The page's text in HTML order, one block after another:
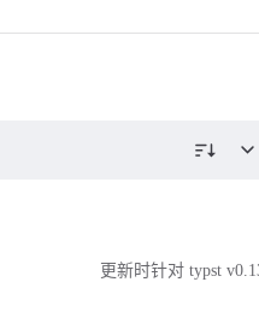
更新时针对 typst